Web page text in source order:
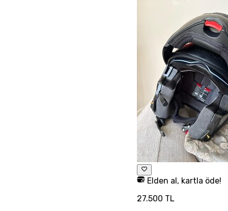
Elden al, kartla öde!
27.500 TL